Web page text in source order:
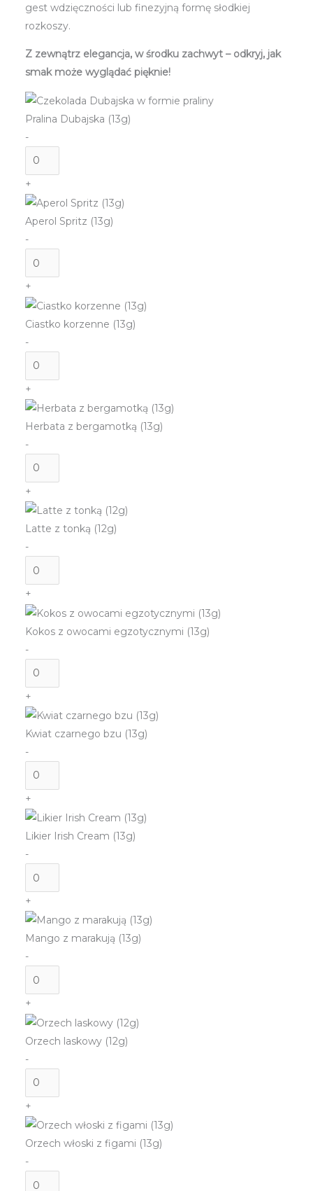
gest wdzięczności lub finezyjną formę słodkiej
rozkoszy.
Z zewnątrz elegancja, w środku zachwyt – odkryj, jak
smak może wyglądać pięknie!
Pralina Dubajska (13g)
-
ilość
Pralina
Dubajska
(13g)
+
Aperol Spritz (13g)
-
ilość
Aperol
(13g)
+
Ciastko korzenne (13g)
-
ilość
Ciastko
(13g)
+
Herbata z bergamotką (13g)
-
ilość
Herbata
z
bergamotką
(13g)
+
Latte z tonką (12g)
-
ilość
Latte
tonką
(12g)
+
Kokos z owocami egzotycznymi (13g)
-
ilość
Kokos
owocami
egzotycznymi
+
Kwiat czarnego bzu (13g)
-
ilość
Kwiat
czarnego
bzu
(13g)
+
Likier Irish Cream (13g)
-
ilość
Likier
Irish
Cream
(13g)
+
Mango z marakują (13g)
-
ilość
Mango
marakują
(13g)
+
Orzech laskowy (12g)
-
ilość
Orzech
laskowy
(12g)
+
Orzech włoski z figami (13g)
-
ilość